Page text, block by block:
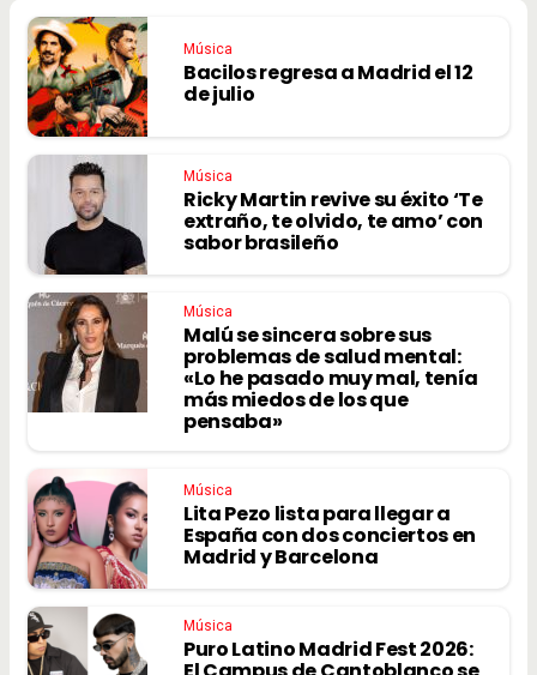
Música
Bacilos regresa a Madrid el 12
de julio
Música
Ricky Martin revive su éxito ‘Te
extraño, te olvido, te amo’ con
sabor brasileño
Música
Malú se sincera sobre sus
problemas de salud mental:
«Lo he pasado muy mal, tenía
más miedos de los que
pensaba»
Música
Lita Pezo lista para llegar a
España con dos conciertos en
Madrid y Barcelona
Música
Puro Latino Madrid Fest 2026: